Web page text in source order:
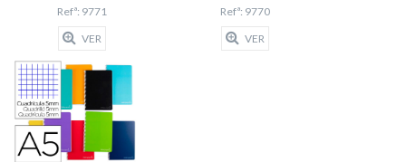
Refª: 9771
VER
Refª: 9770
VER